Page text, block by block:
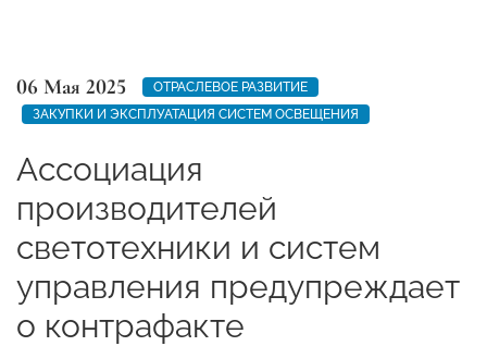
06 Мая 2025
ОТРАСЛЕВОЕ РАЗВИТИЕ
ЗАКУПКИ И ЭКСПЛУАТАЦИЯ СИСТЕМ ОСВЕЩЕНИЯ
Ассоциация
производителей
светотехники и систем
управления предупреждает
о контрафакте